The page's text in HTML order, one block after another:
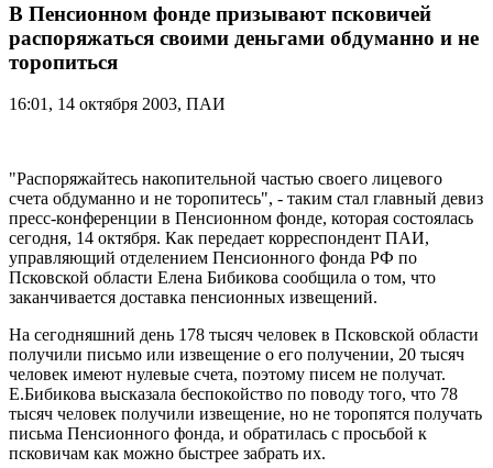
В Пенсионном фонде призывают псковичей
распоряжаться своими деньгами обдуманно и не
торопиться
16:01, 14 октября 2003, ПАИ
"Распоряжайтесь накопительной частью своего лицевого
счета обдуманно и не торопитесь", - таким стал главный девиз
пресс-конференции в Пенсионном фонде, которая состоялась
сегодня, 14 октября. Как передает корреспондент ПАИ,
управляющий отделением Пенсионного фонда РФ по
Псковской области Елена Бибикова сообщила о том, что
заканчивается доставка пенсионных извещений.
На сегодняшний день 178 тысяч человек в Псковской области
получили письмо или извещение о его получении, 20 тысяч
человек имеют нулевые счета, поэтому писем не получат.
Е.Бибикова высказала беспокойство по поводу того, что 78
тысяч человек получили извещение, но не торопятся получать
письма Пенсионного фонда, и обратилась с просьбой к
псковичам как можно быстрее забрать их.